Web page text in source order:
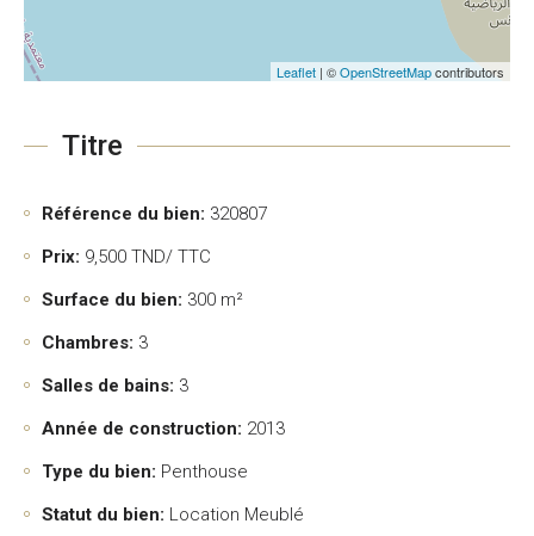
Leaflet | ©OpenStreetMapcontributors
Titre
Référence du bien: 320807
Prix: 9,500 TND/ TTC
Surface du bien: 300 m²
Chambres: 3
Salles de bains: 3
Année de construction: 2013
Type du bien: Penthouse
Statut du bien: Location Meublé